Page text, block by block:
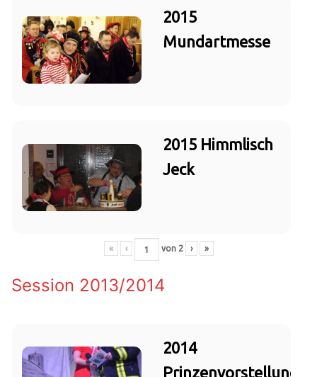
2015
Mundartmesse
2015 Himmlisch
Jeck
« ‹ von 2 › »
Session 2013/2014
2014
Prinzenvorstellung